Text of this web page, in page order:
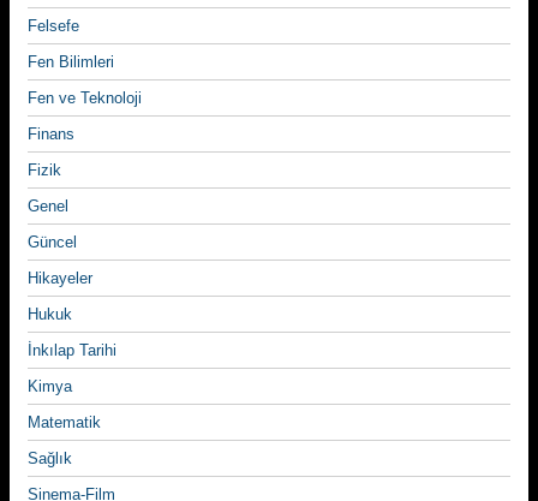
Felsefe
Fen Bilimleri
Fen ve Teknoloji
Finans
Fizik
Genel
Güncel
Hikayeler
Hukuk
İnkılap Tarihi
Kimya
Matematik
Sağlık
Sinema-Film